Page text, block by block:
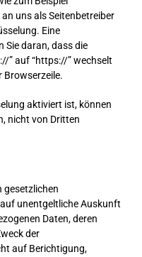
uns als Seitenbetreiber
Eine
Sie daran, dass die
” auf “https://” wechselt
Browserzeile.
aktiviert ist, können
nicht von Dritten
gesetzlichen
unentgeltliche Auskunft
Daten, deren
der
auf Berichtigung,